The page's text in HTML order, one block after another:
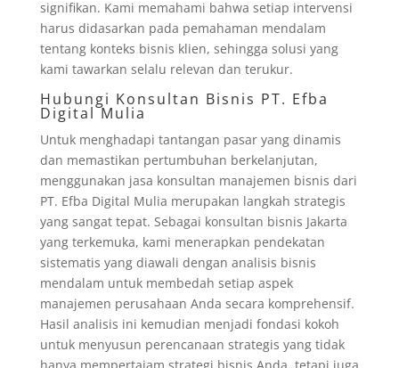
signifikan. Kami memahami bahwa setiap intervensi
harus didasarkan pada pemahaman mendalam
tentang konteks bisnis klien, sehingga solusi yang
kami tawarkan selalu relevan dan terukur.
Hubungi Konsultan Bisnis PT. Efba
Digital Mulia
Untuk menghadapi tantangan pasar yang dinamis
dan memastikan pertumbuhan berkelanjutan,
menggunakan jasa konsultan manajemen bisnis dari
PT. Efba Digital Mulia merupakan langkah strategis
yang sangat tepat. Sebagai konsultan bisnis Jakarta
yang terkemuka, kami menerapkan pendekatan
sistematis yang diawali dengan analisis bisnis
mendalam untuk membedah setiap aspek
manajemen perusahaan Anda secara komprehensif.
Hasil analisis ini kemudian menjadi fondasi kokoh
untuk menyusun perencanaan strategis yang tidak